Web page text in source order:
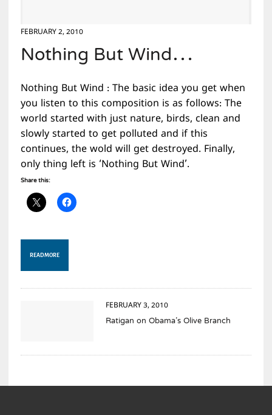
FEBRUARY 2, 2010
Nothing But Wind…
Nothing But Wind : The basic idea you get when
you listen to this composition is as follows: The
world started with just nature, birds, clean and
slowly started to get polluted and if this
continues, the wold will get destroyed. Finally,
only thing left is ‘Nothing But Wind’.
Share this:
READ MORE
FEBRUARY 3, 2010
Ratigan on Obama’s Olive Branch